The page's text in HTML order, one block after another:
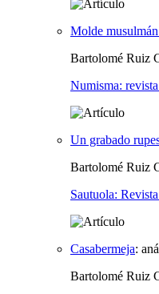
Molde
Bartolomé Ruiz
Numisma:
Un grabado
Bartolomé Ruiz
Sautuola:
Casabermeja:
Bartolomé Ruiz